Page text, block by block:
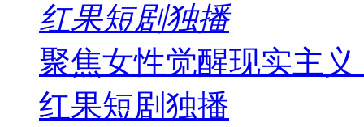
红果短剧独播
聚焦女性觉醒现实主
红果短剧独播